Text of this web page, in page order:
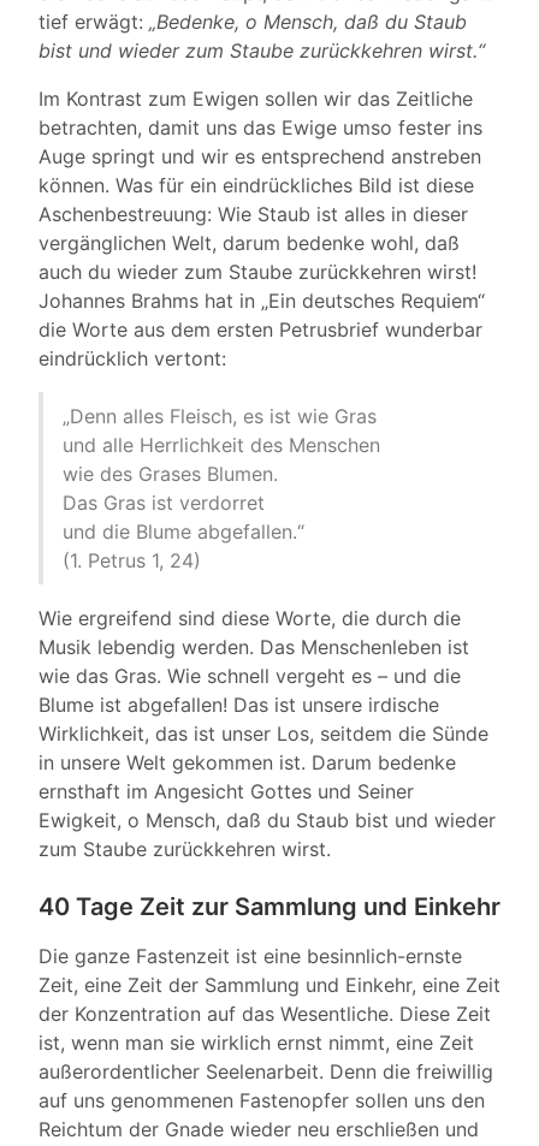
tief erwägt: „Bedenke, o Mensch, daß du Staub
bist und wieder zum Staube zurückkehren wirst.“
Im Kontrast zum Ewigen sollen wir das Zeitliche
betrachten, damit uns das Ewige umso fester ins
Auge springt und wir es entsprechend anstreben
können. Was für ein eindrückliches Bild ist diese
Aschenbestreuung: Wie Staub ist alles in dieser
vergänglichen Welt, darum bedenke wohl, daß
auch du wieder zum Staube zurückkehren wirst!
Johannes Brahms hat in „Ein deutsches Requiem“
die Worte aus dem ersten Petrusbrief wunderbar
eindrücklich vertont:
„Denn alles Fleisch, es ist wie Gras
und alle Herrlichkeit des Menschen
wie des Grases Blumen.
Das Gras ist verdorret
und die Blume abgefallen.“
(1. Petrus 1, 24)
Wie ergreifend sind diese Worte, die durch die
Musik lebendig werden. Das Menschenleben ist
wie das Gras. Wie schnell vergeht es – und die
Blume ist abgefallen! Das ist unsere irdische
Wirklichkeit, das ist unser Los, seitdem die Sünde
in unsere Welt gekommen ist. Darum bedenke
ernsthaft im Angesicht Gottes und Seiner
Ewigkeit, o Mensch, daß du Staub bist und wieder
zum Staube zurückkehren wirst.
40 Tage Zeit zur Sammlung und Einkehr
Die ganze Fastenzeit ist eine besinnlich-ernste
Zeit, eine Zeit der Sammlung und Einkehr, eine Zeit
der Konzentration auf das Wesentliche. Diese Zeit
ist, wenn man sie wirklich ernst nimmt, eine Zeit
außerordentlicher Seelenarbeit. Denn die freiwillig
auf uns genommenen Fastenopfer sollen uns den
Reichtum der Gnade wieder neu erschließen und